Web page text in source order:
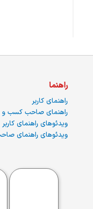
راهنما
راهنمای کاربر
راهنمای صاحب کسب و
ویدئوهای راهنمای کاربر
ویدئوهای راهنمای